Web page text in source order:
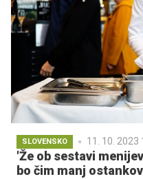
SLOVENSKO 11. 10. 2023
'Že ob sestavi
bo čim manj